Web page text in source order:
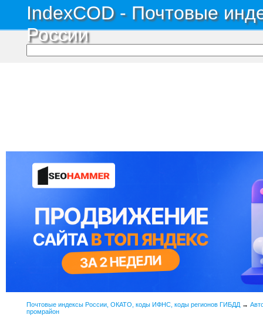
IndexCOD - Почтовые
России
Почтовые индексы России, ОКАТО, коды ИФНС, коды регионов ГИБДД →
промрайон